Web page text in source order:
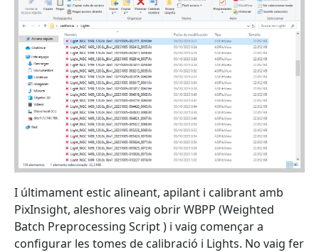
I últimament estic alineant, apilant i calibrant amb
PixInsight, aleshores vaig obrir WBPP (Weighted
Batch Preprocessing Script ) i vaig començar a
configurar les tomes de calibració i Lights. No vaig fer